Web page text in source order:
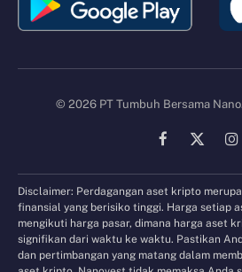
© 2026 PT Tumbuh Bersama
Facebook
X
Disclaimer: Perdagangan aset kripto
finansial yang berisiko tinggi. Harga setiap
mengikuti harga pasar, dimana harga aset
signifikan dari waktu ke waktu. Pastikan
dan pertimbangan yang matang dalam